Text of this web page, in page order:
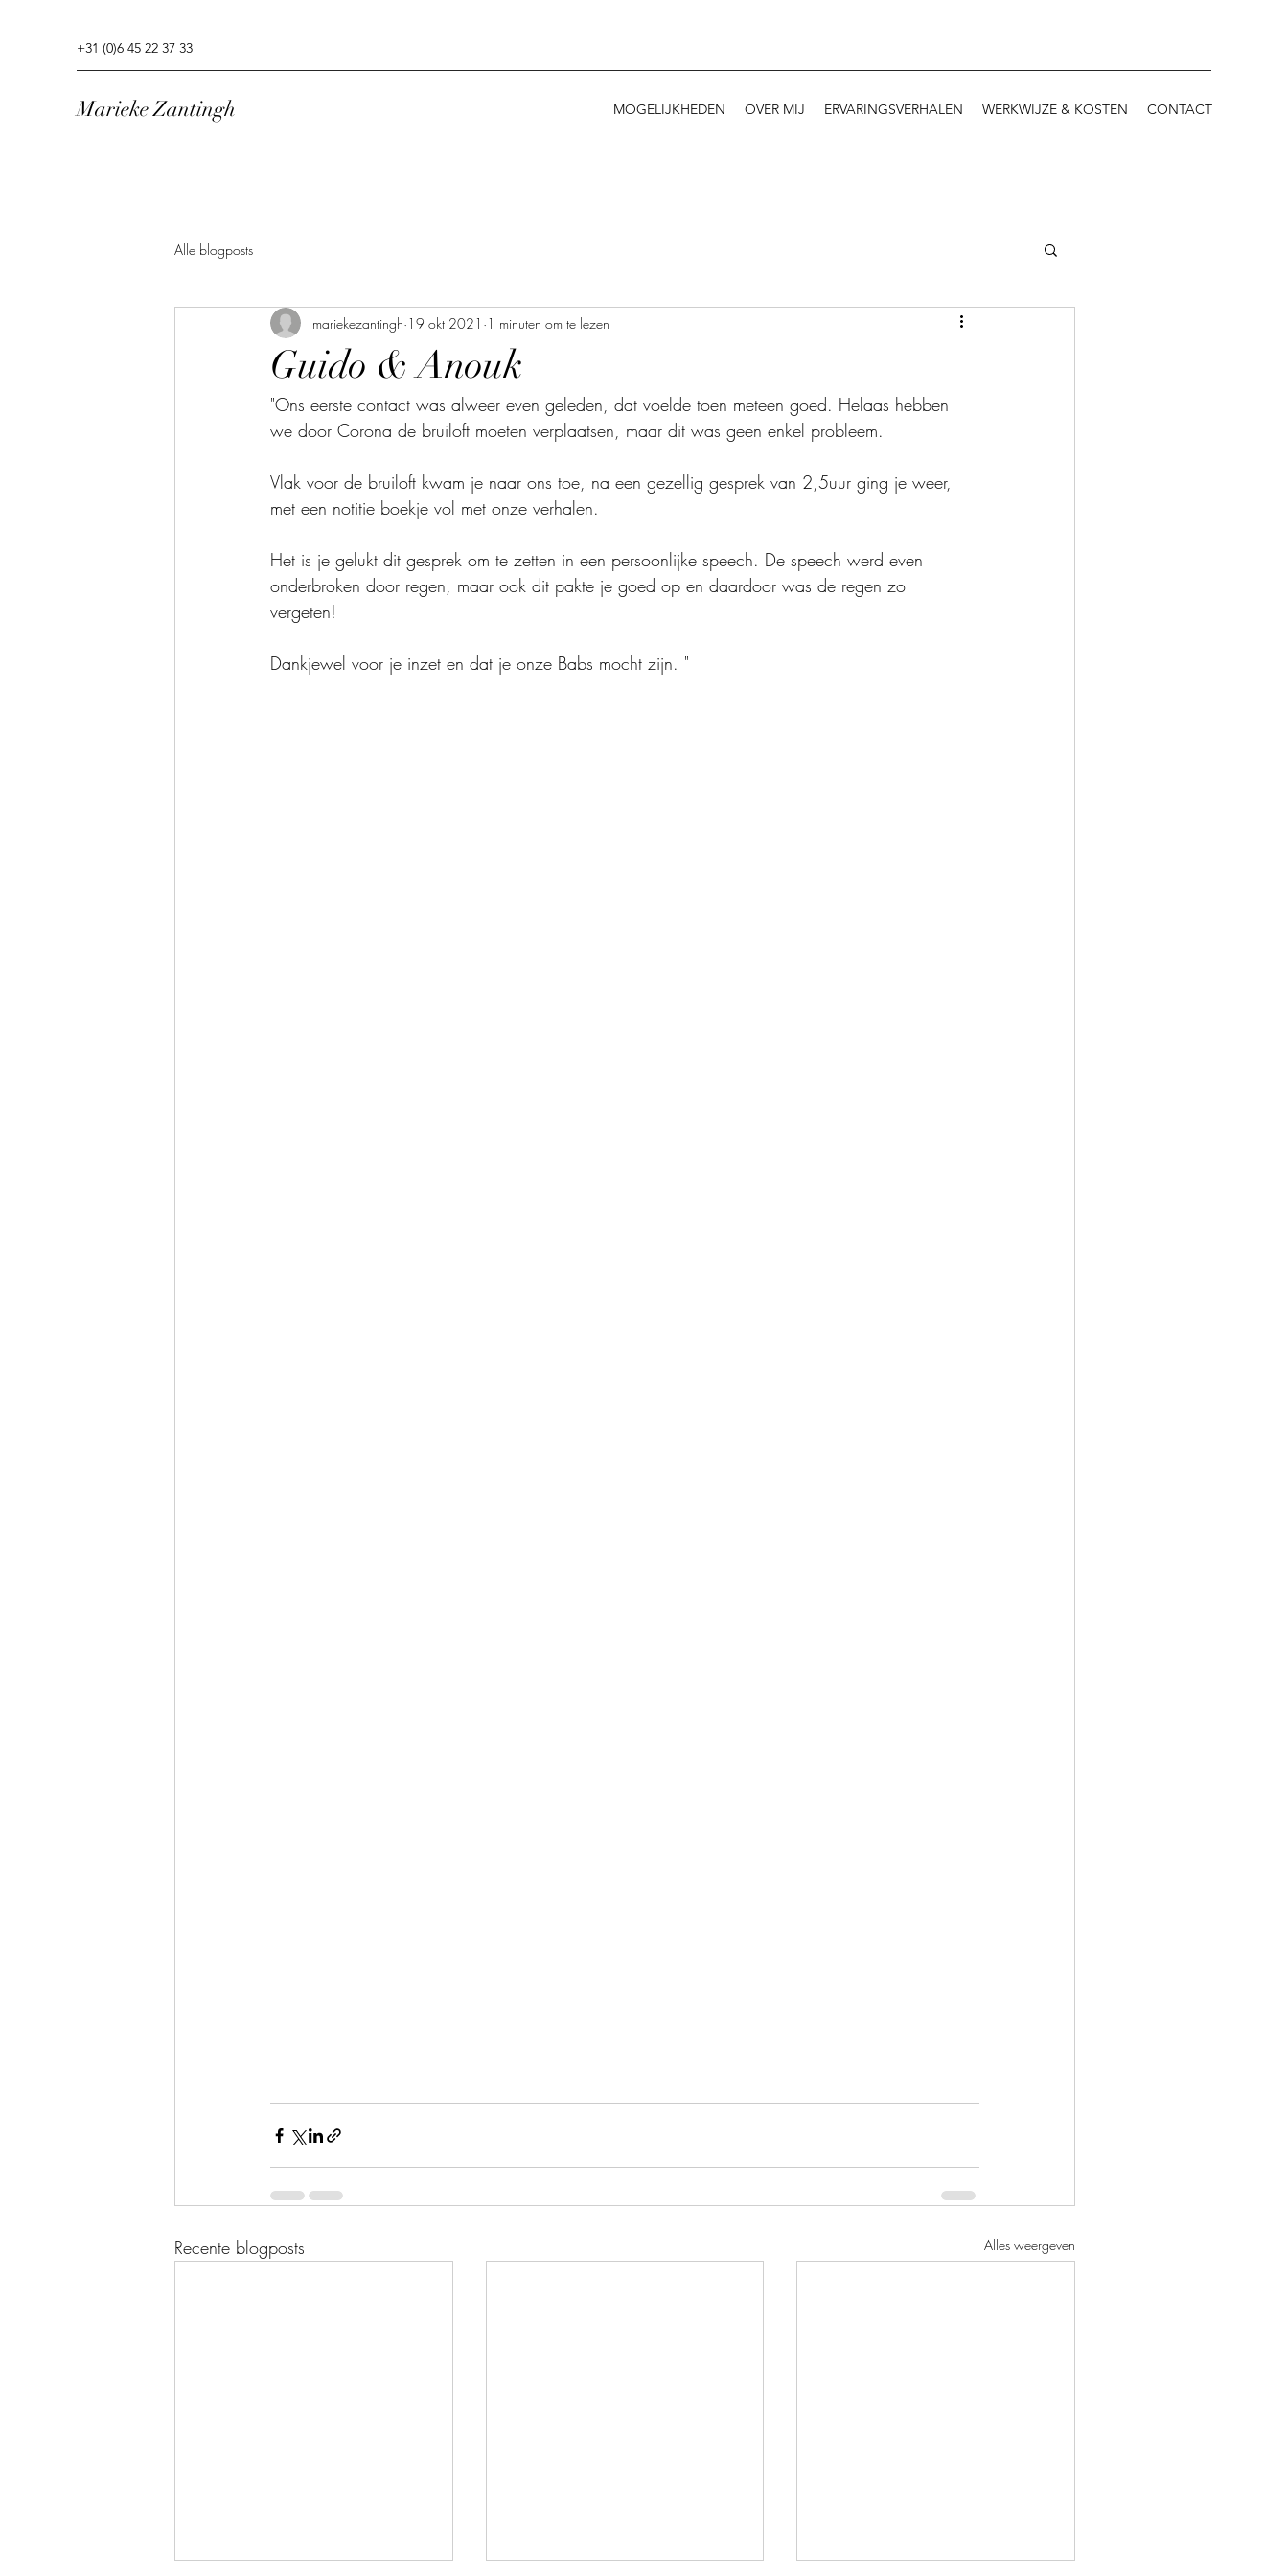
+31 (0)6 45 22 37 33
Marieke Zantingh MOGELIJKHEDEN OVER MIJ ERVARINGSVERHALEN WERKWIJZE & KOSTEN CONTACT
Alle blogposts
Guido & Anouk
mariekezantingh 19 okt 2021 1 minuten om te lezen
"Ons eerste contact was alweer even geleden, dat voelde toen meteen goed. Helaas hebben
we door Corona de bruiloft moeten verplaatsen, maar dit was geen enkel probleem.
Vlak voor de bruiloft kwam je naar ons toe, na een gezellig gesprek van 2,5uur ging je weer,
met een notitie boekje vol met onze verhalen.
Het is je gelukt dit gesprek om te zetten in een persoonlijke speech. De speech werd even
onderbroken door regen, maar ook dit pakte je goed op en daardoor was de regen zo
vergeten!
Dankjewel voor je inzet en dat je onze Babs mocht zijn. "
Recente blogposts Alles weergeven